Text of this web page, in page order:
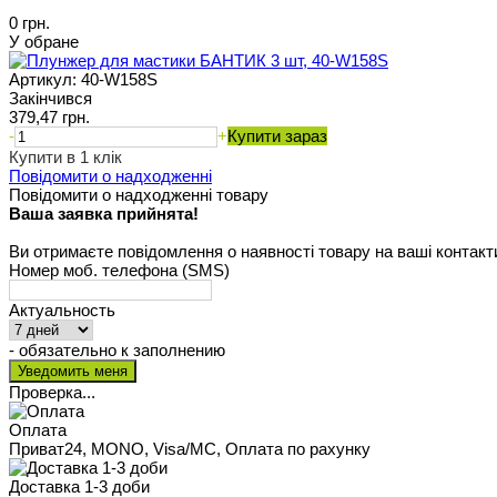
0 грн.
У обране
Артикул: 40-W158S
Закінчився
379,47 грн.
-
+Купити зараз
Купити в 1 клік
Повідомити о надходженні
Повідомити о надходженні товару
Ваша заявка прийнята!
Ви отримаєте повідомлення о наявності товару на ваші
Номер моб. телефона (SMS)
Актуальность
- обязательно к заполнению
Проверка...
Оплата
Приват24, MONO, Visa/MC, Оплата по рахунку
Доставка 1-3 доби